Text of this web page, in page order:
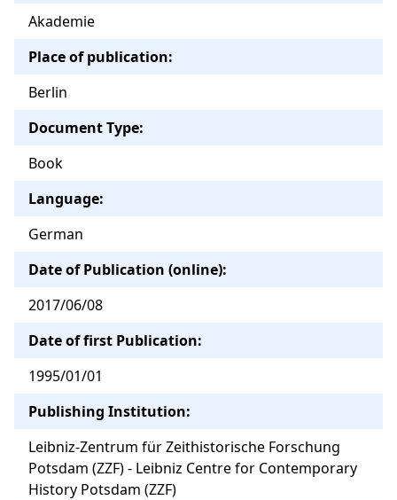
Akademie
Place of publication:
Berlin
Document Type:
Book
Language:
German
Date of Publication (online):
2017/06/08
Date of first Publication:
1995/01/01
Publishing Institution:
Leibniz-Zentrum für Zeithistorische Forschung
Potsdam (ZZF) - Leibniz Centre for Contemporary
History Potsdam (ZZF)